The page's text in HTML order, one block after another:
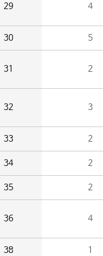
29 4
30 5
31 2
32 3
33 2
34 2
35 2
36 4
38 1